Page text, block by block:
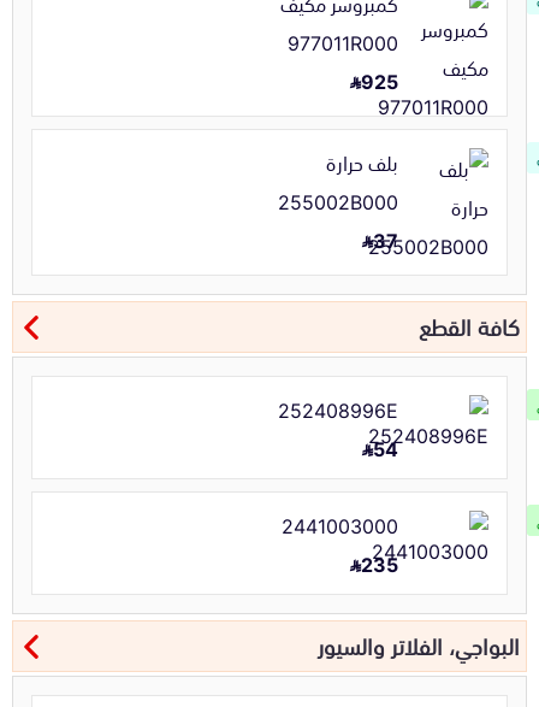
977011R000
925
بلف حرارة
255002B000
37
كافة القطع
252408996E
54
2441003000
235
البواجي، الفلاتر والسيور